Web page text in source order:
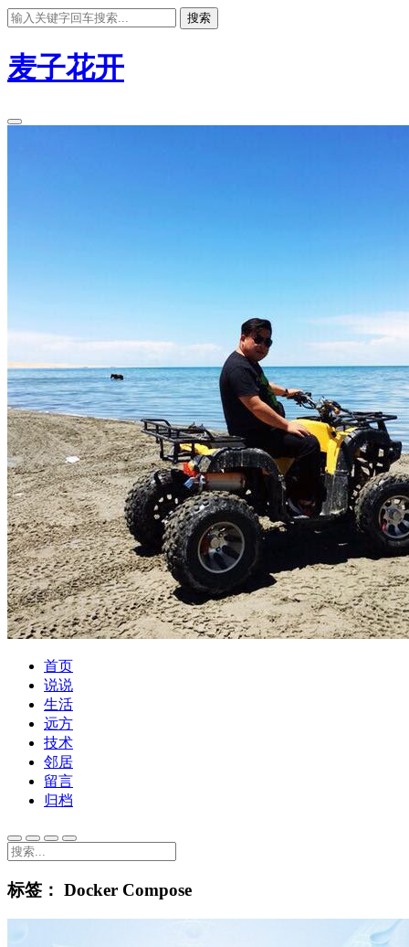
搜索
麦子花开
首页
说说
生活
远方
技术
邻居
留言
归档
标签： Docker Compose